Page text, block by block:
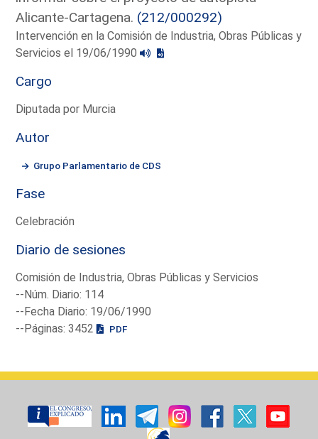
Alicante-Cartagena. (212/000292)
Intervención en la Comisión de Industria, Obras Públicas y
Servicios el 19/06/1990
Cargo
Diputada por Murcia
Autor
Grupo Parlamentario de CDS
Fase
Celebración
Diario de sesiones
Comisión de Industria, Obras Públicas y Servicios
--Núm. Diario: 114
--Fecha Diario: 19/06/1990
--Páginas: 3452
PDF